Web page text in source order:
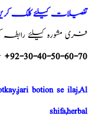
تفصیلات کیلئے کلک
فری مشورہ کیلئے رابطہ
+92-30-40-50-60-70
botion se ilaj,Al
shifa,herbal